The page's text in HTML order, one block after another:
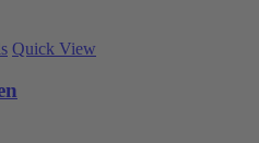
Quick View